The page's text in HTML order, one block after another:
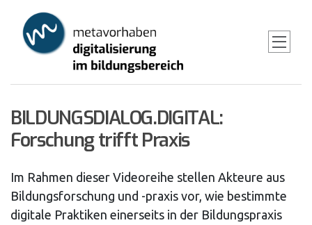
main
BILDUNGSDIALOG.DIGITAL:
Forschung trifft Praxis
Im Rahmen dieser Videoreihe stellen Akteure aus
Bildungsforschung und -praxis vor, wie bestimmte
digitale Praktiken einerseits in der Bildungspraxis